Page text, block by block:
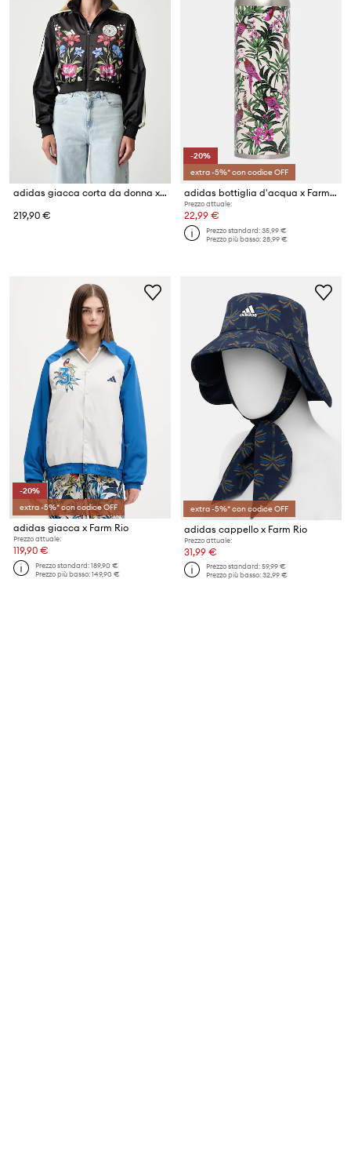
adidas giacca corta da donna x Farm Rio
219,90 €
-20%
extra -5%* con codice OFF
adidas bottiglia d'acqua x Farm Rio
Prezzo attuale:
22,99 €
Prezzo standard:35,99 €
Prezzo più basso:28,99 €
-20%
extra -5%* con codice OFF
adidas giacca x Farm Rio
Prezzo attuale:
119,90 €
Prezzo standard:189,90 €
Prezzo più basso:149,90 €
extra -5%* con codice OFF
adidas cappello x Farm Rio
Prezzo attuale:
31,99 €
Prezzo standard:59,99 €
Prezzo più basso:32,99 €